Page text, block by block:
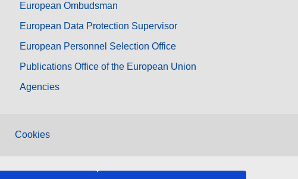
European Ombudsman
European Data Protection Supervisor
European Personnel Selection Office
Publications Office of the European Union
Agencies
Cookies